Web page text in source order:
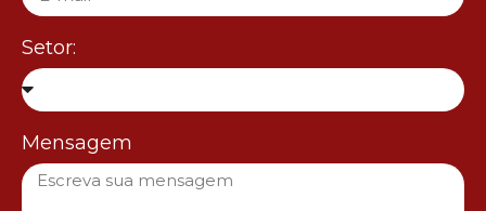
Setor:
Mensagem